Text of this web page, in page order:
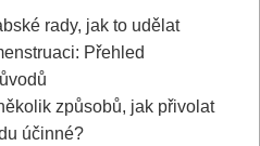
rady,​ jak to udělat
Přehled
způsobů, ⁢jak přivolat
účinné?